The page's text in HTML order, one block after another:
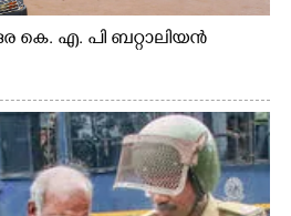
കെ. എ. പി ബറ്റാലിയൻ